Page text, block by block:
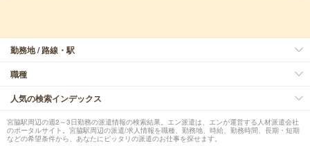
勤務地 / 路線・駅
職種
人気の検索インデックス
宮脇駅周辺の週2～3日勤務の派遣情報の検索結果。エン派遣は、エンが運営する人材派遣会社
のポータルサイト。宮脇駅周辺の派遣/求人情報を職種、勤務地、時給、勤務時間、長期・短期
などの希望条件から、あなたにピッタリの派遣のお仕事を探せます。